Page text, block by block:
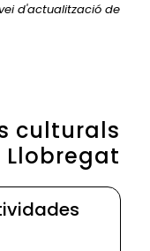
d'actualització de
culturals
Llobregat